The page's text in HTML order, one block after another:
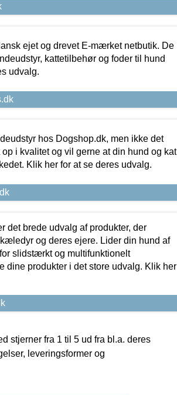
ejet og drevet E-mærket netbutik. De
kattetilbehør og foder til hund
udvalg.
hos Dogshop.dk, men ikke det
i kvalitet og vil gerne at din hund og kat
Klik her for at se deres udvalg.
det brede udvalg af produkter, der
og deres ejere. Lider din hund af
slidstærkt og multifunktionelt
dine produkter i det store udvalg. Klik her
stjerner fra 1 til 5 ud fra bl.a. deres
leveringsformer og